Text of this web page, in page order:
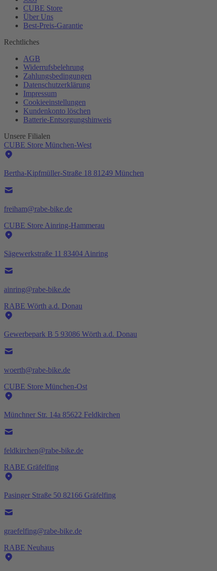
CUBE Store
Über Uns
Best-Preis-Garantie
Rechtliches
AGB
Widerrufsbelehrung
Zahlungsbedingungen
Datenschutzerklärung
Impressum
Cookieeinstellungen
Kundenkonto löschen
Batterie-Entsorgungshinweis
Unsere Filialen
CUBE Store München-West
Bertha-Kipfmüller-Straße 18 81249 München
freiham@rabe-bike.de
CUBE Store Ainring-Hammerau
Sägewerkstraße 11 83404 Ainring
ainring@rabe-bike.de
RABE Wörth a.d. Donau
Gewerbepark B 5 93086 Wörth a.d. Donau
woerth@rabe-bike.de
CUBE Store München-Ost
Münchner Str. 14a 85622 Feldkirchen
feldkirchen@rabe-bike.de
RABE Gräfelfing
Pasinger Straße 50 82166 Gräfelfing
graefelfing@rabe-bike.de
RABE Neuhaus